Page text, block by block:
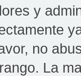
y
no
La